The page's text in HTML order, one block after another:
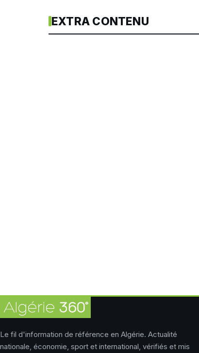
EXTRA CONTENU
Le fil d'information de référence en Algérie. Actualité
nationale, économie, sport et international, vérifiés et mis